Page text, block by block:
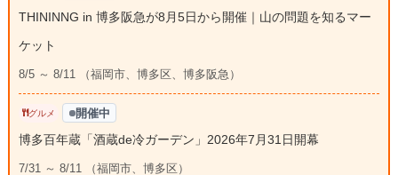
THININNG in 博多阪急が8月5日から開催｜山の問題を知るマー
ケット
8/5 ～ 8/11 （福岡市、博多区、博多阪急）
グルメ 開催中
博多百年蔵「酒蔵de冷ガーデン」2026年7月31日開幕
7/31 ～ 8/11 （福岡市、博多区）